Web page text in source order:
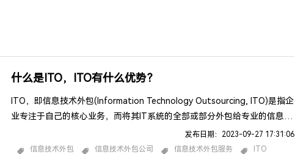
什么是ITO，ITO有什么优势？
ITO，即信息技术外包(Information Technology Outsourcing, ITO)是指企
业专注于自己的核心业务，而将其IT系统的全部或部分外包给专业的信息技
术服务公司。企业以长期合同的方式委托信息技术服务商向企业提供部分或
全部的信息功能。常见的信息技术外包包括以下几个方面：信息技术设备的
发布日期：2023-09-27 17:31:06
信息技术外包
信息技术外包公司 信息技术外包服务
ITO